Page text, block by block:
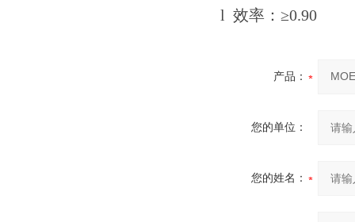
l 效率：≥0.90
产品：
您的单位：
您的姓名：